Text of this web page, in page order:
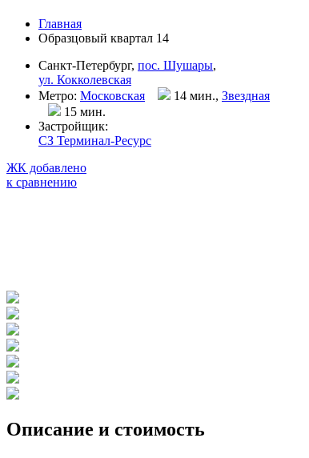
Главная
Образцовый квартал 14
Санкт-Петербург, пос. Шушары,
ул. Кокколевская
Метро: Московская 14 мин., Звездная
15 мин.
Застройщик:
СЗ Терминал-Ресурс
ЖК добавлено
к сравнению
Описание и стоимость